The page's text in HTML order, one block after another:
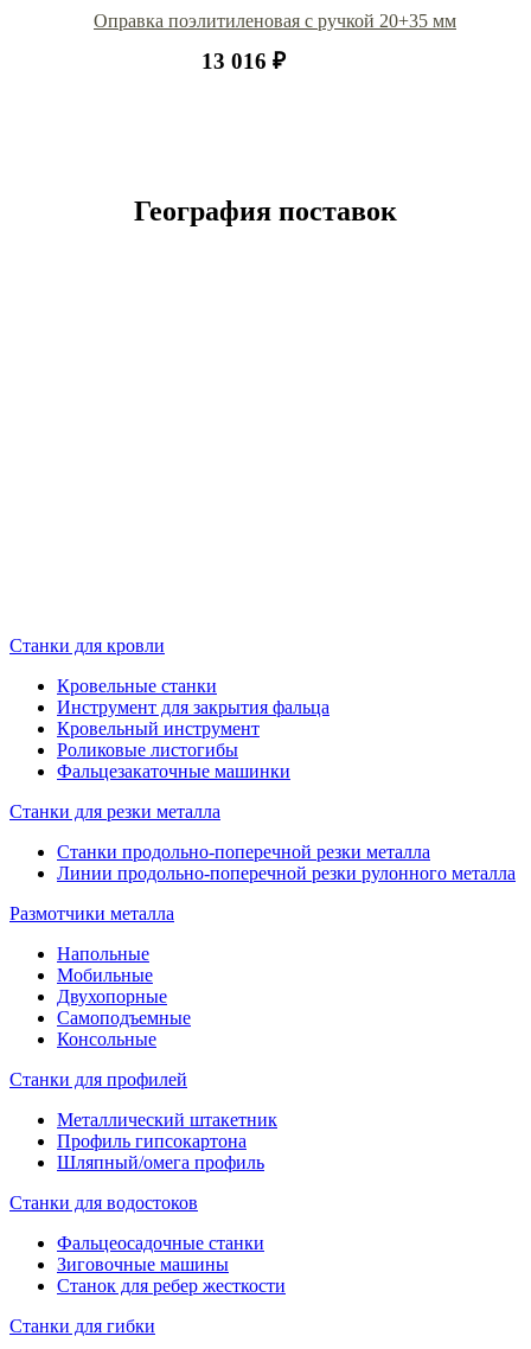
Оправка поэлитиленовая с ручкой 20+35 мм
13 016 ₽
География поставок
Станки для кровли
Кровельные станки
Инструмент для закрытия фальца
Кровельный инструмент
Роликовые листогибы
Фальцезакаточные машинки
Станки для резки металла
Станки продольно-поперечной резки металла
Линии продольно-поперечной резки рулонного металла
Размотчики металла
Напольные
Мобильные
Двухопорные
Самоподъемные
Консольные
Станки для профилей
Металлический штакетник
Профиль гипсокартона
Шляпный/омега профиль
Станки для водостоков
Фальцеосадочные станки
Зиговочные машины
Станок для ребер жесткости
Станки для гибки